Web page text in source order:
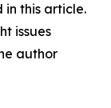
this article.
issues
author